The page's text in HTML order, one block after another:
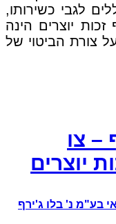
לגבי כשירותו,
יוצרים הינה
על צורת הביטוי של
– צו
יוצרים
11-21 אופטימאי בע"מ נ' בלו ג'ירף